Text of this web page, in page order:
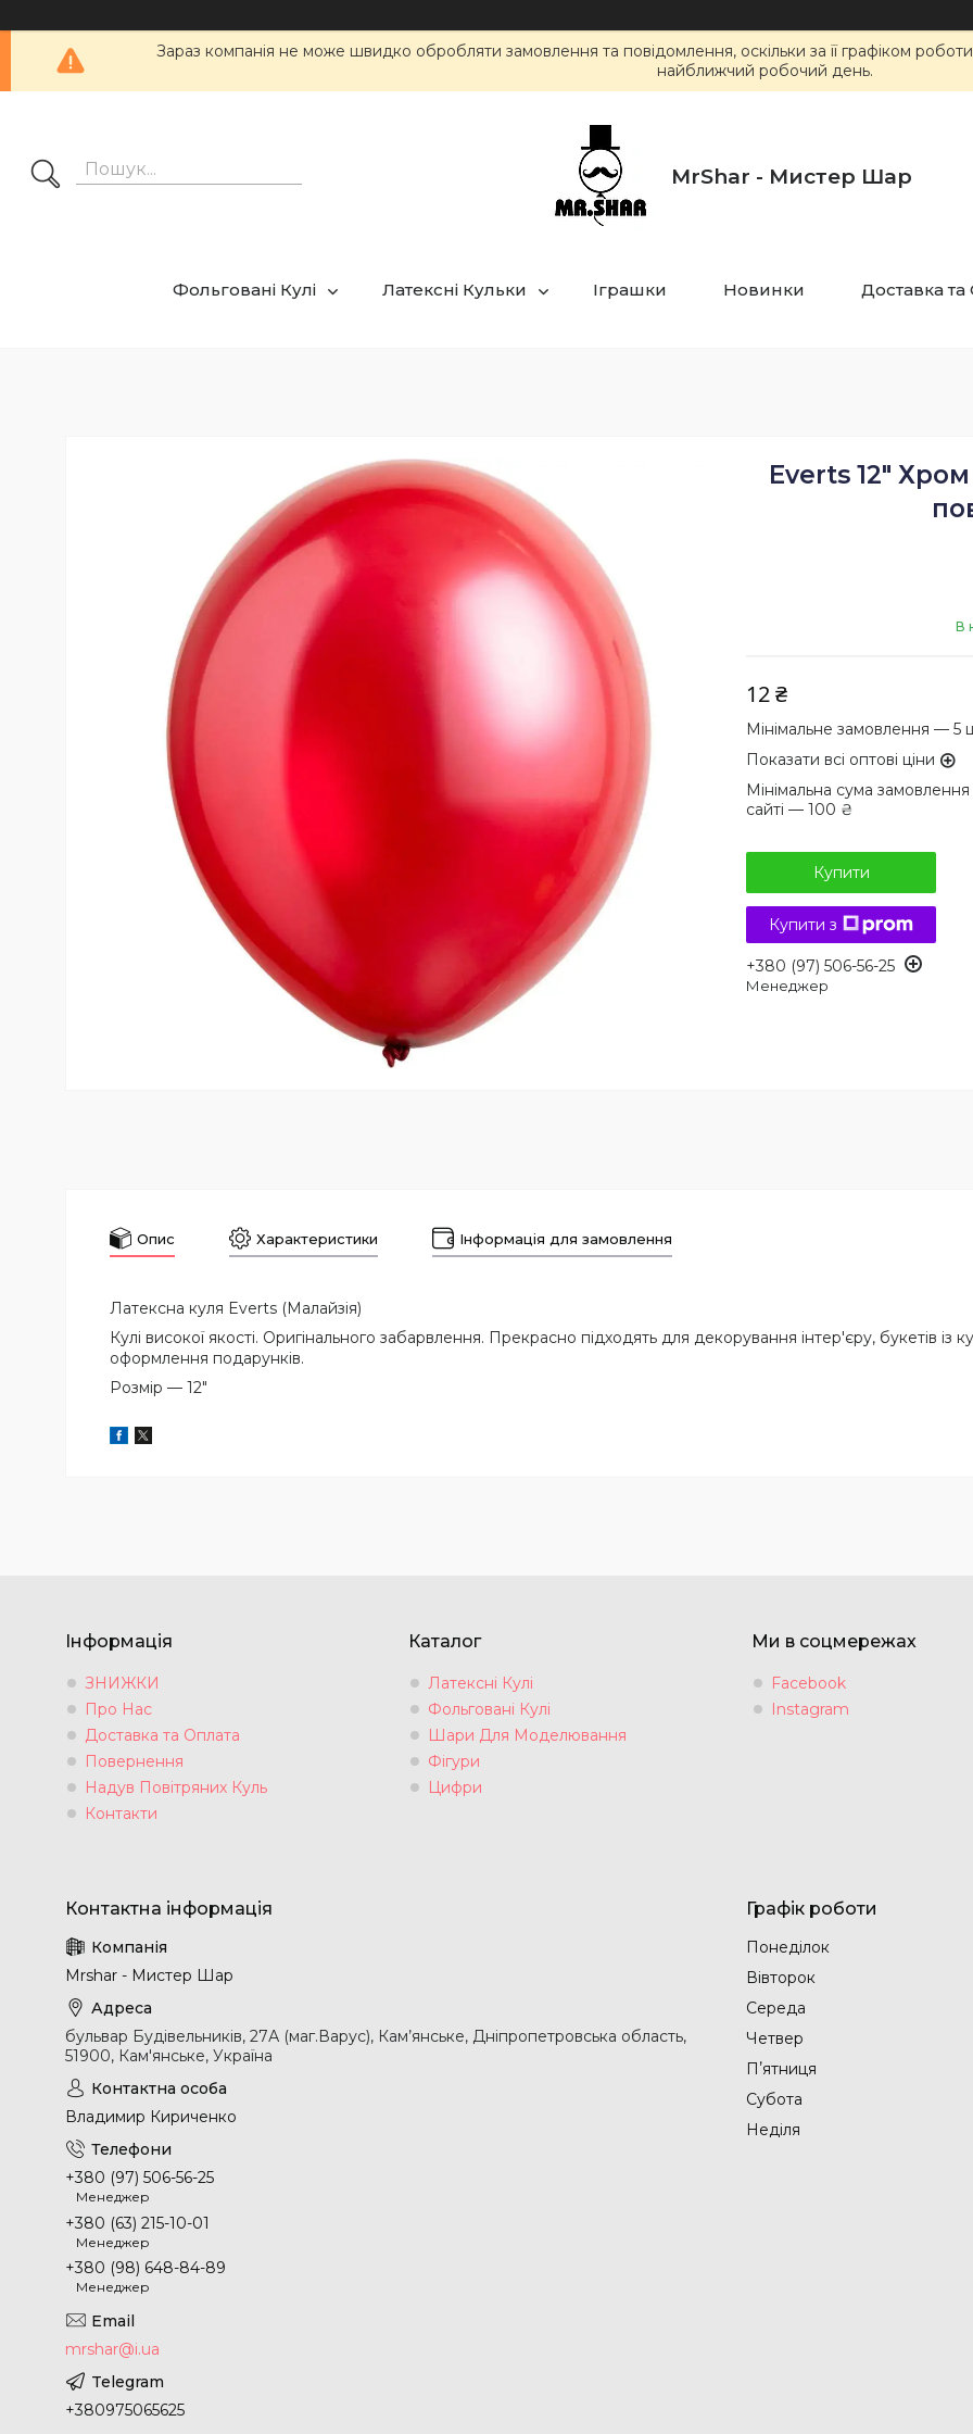
Зараз компанія не може швидко обробляти замовлення та повідомлення, оскільки за її графіком
найближчий робочий день.
MrShar - Мистер Шар
Фольговані Кулі Латексні Кульки Іграшки Новинки Доставка та
Everts 12"
В
12 ₴
Мінімальне замовлення — 5
Показати всі оптові ціни
Мінімальна сума замовлення
сайті — 100 ₴
Купити
Купити з
+380 (97) 506-56-25
Менеджер
Опис Характеристики Інформація для замовлення
Латексна куля Everts (Малайзія)
Кулі високої якості. Оригінального забарвлення. Прекрасно підходять для декорування інтер'єру, букетів
оформлення подарунків.
Розмір — 12"
Інформація
ЗНИЖКИ
Про Нас
Доставка та Оплата
Повернення
Надув Повітряних Куль
Контакти
Каталог
Латексні Кулі
Фольговані Кулі
Шари Для Моделювання
Фігури
Цифри
Ми в соцмережах
Facebook
Instagram
Mrshar - Мистер Шар
бульвар Будівельників, 27А (маг.Варус), Кам’янське, Дніпропетровська область,
51900, Кам'янське, Україна
Владимир Кириченко
+380 (97) 506-56-25
Менеджер
+380 (63) 215-10-01
Менеджер
+380 (98) 648-84-89
Менеджер
mrshar@i.ua
+380975065625
Графік роботи
Понеділок
Вівторок
Середа
Четвер
Пʼятниця
Субота
Неділя